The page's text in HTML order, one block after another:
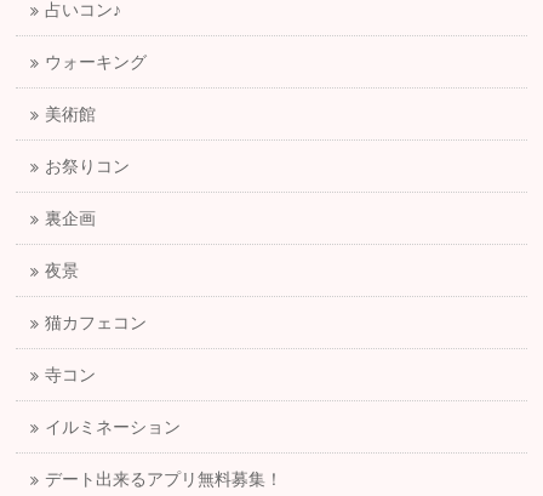
占いコン♪
ウォーキング
美術館
お祭りコン
裏企画
夜景
猫カフェコン
寺コン
イルミネーション
デート出来るアプリ無料募集！